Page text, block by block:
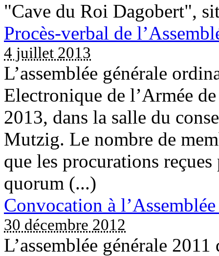
"Cave du Roi Dagobert",
Procès-verbal de
4 juillet 2013
L’assemblée générale
Electronique de l’Armée
2013, dans la salle du
Mutzig. Le nombre de
que les procurations
quorum (...)
Convocation à
30 décembre 2012
L’assemblée générale